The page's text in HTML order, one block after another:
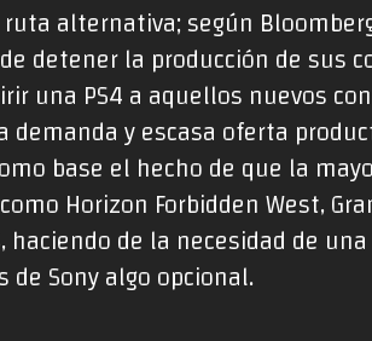
alternativa; según
detener la producción de sus
una PS4 a aquellos nuevos
y escasa oferta
base el hecho de que la
Horizon Forbidden West,
de la necesidad de
Sony algo opcional.